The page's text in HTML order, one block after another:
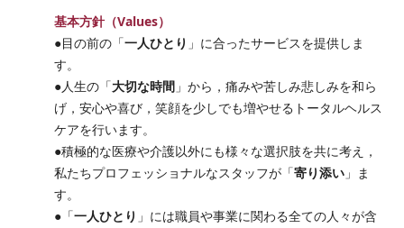
基本方針（Values）
●目の前の「一人ひとり 」に合ったサービスを提供しま
す。
●人生の「大切な時間 」から，痛みや苦しみ悲しみを和ら
げ，安心や喜び，笑顔を少しでも増やせるトータルヘルス
ケアを行います。
●積極的な医療や介護以外にも様々な選択肢を共に考え，
私たちプロフェッショナルなスタッフが「寄り添い 」ま
す。
●「一人ひとり 」には職員や事業に関わる全ての人々が含